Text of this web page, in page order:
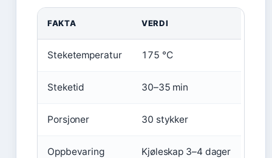
FAKTA VERDI
Steketemperatur 175 °C
Steketid 30–35 min
Porsjoner 30 stykker
Oppbevaring Kjøleskap 3–4 dager